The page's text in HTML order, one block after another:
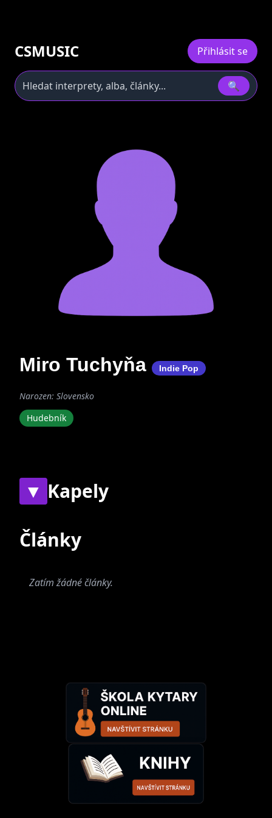
CSMUSIC Přihlásit se
🔍
Miro Tuchyňa Indie Pop
Narozen: Slovensko
Hudebník
▼ Kapely
Současné
Články
Zatím žádné články.